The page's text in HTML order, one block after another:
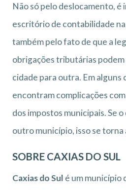
Não só pelo deslocamento,
escritório de contabilidade
também pelo fato de que a
obrigações tributárias
cidade para outra. Em alguns
encontram complicações
dos impostos municipais. Se
outro município, isso se torna
SOBRE CAXIAS DO SUL
Caxias do Sul é um município